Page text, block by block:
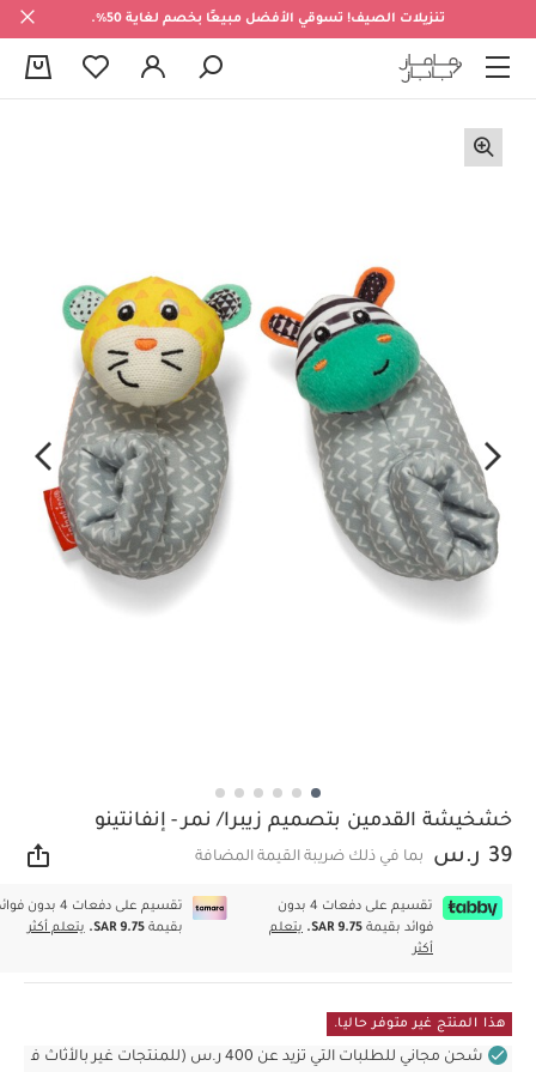
تنزيلات الصيف! تسوقي الأفضل مبيعًا بخصم لغاية 50%.
خشخيشة القدمين بتصميم زيبرا/ نمر - إنفانتينو
39 ر.س بما في ذلك ضريبة القيمة المضافة
تقسيم على دفعات 4 بدون
فوائد بقيمة SAR 9.75.
يتعلم
أكثر
تقسيم على دفعات 4 بدون
بقيمةSAR 9.75. يتعلم أكثر
هذا المنتج غير متوفر حاليا.
شحن مجاني للطلبات التي تزيد عن 400 ر.س (للمنتجات غير بالأثاث ف